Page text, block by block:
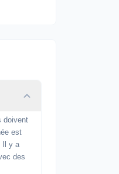
doivent
est
Il y a
des